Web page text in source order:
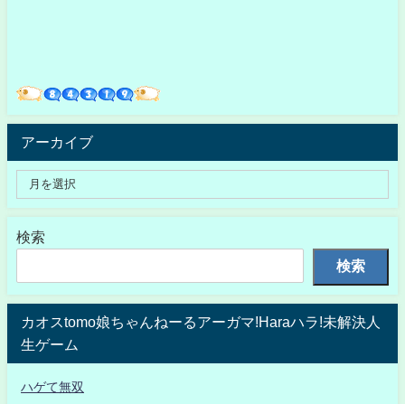
アーカイブ
検索
検索
カオスtomo娘ちゃんねーるアーガマ!Haraハラ!未解決人
生ゲーム
ハゲて無双